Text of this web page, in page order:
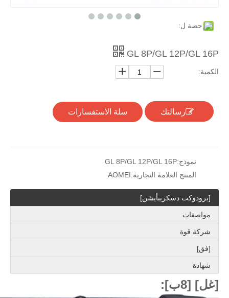
حصة ل:
GL 8P/GL 12P/GL 16P
الكمية:
رسالتك سلة الاستفسارات
نموذج:GL 8P/GL 12P/GL 16P
المنتج العلامة التجارية:AOMEI
[برودوكت دسكريبأيشن]
مواصفات
شركة قوة
[فق]
شهادة
[غل] [8ب]: